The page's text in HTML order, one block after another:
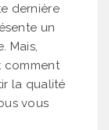
dernière
un
Mais,
comment
la qualité
vous